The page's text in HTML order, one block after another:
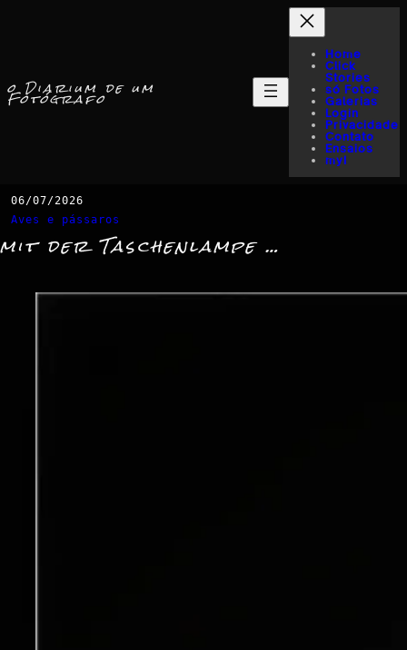
o Diarium de um
Fotógrafo
Home
Click
Stories
só Fotos
Galerias
Login
Privacidade
Contato
Ensaios
myI
06/07/2026
Aves e pássaros
mit der Taschenlampe …